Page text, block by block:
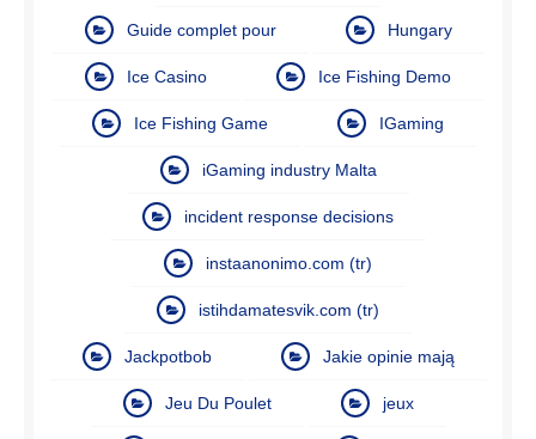
Guide complet pour Hungary
Ice Casino Ice Fishing Demo
Ice Fishing Game IGaming
iGaming industry Malta
incident response decisions
instaanonimo.com (tr)
istihdamatesvik.com (tr)
Jackpotbob Jakie opinie mają
Jeu Du Poulet jeux